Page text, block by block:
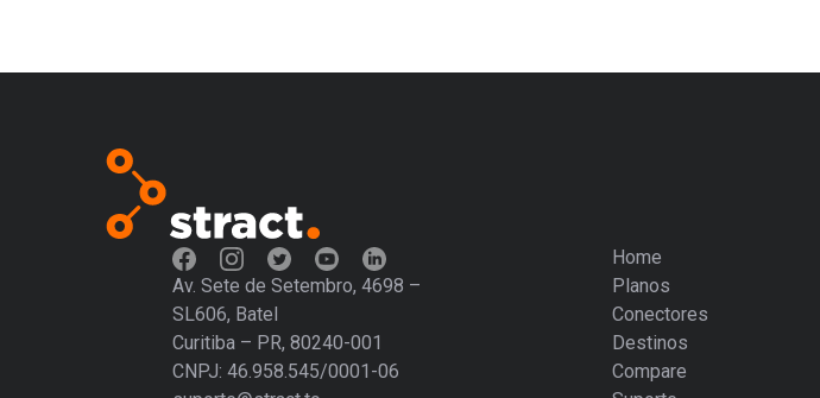
Av. Sete de Setembro, 4698 –
SL606, Batel
Curitiba – PR, 80240-001
CNPJ: 46.958.545/0001-06
Home
Planos
Conectores
Destinos
Compare